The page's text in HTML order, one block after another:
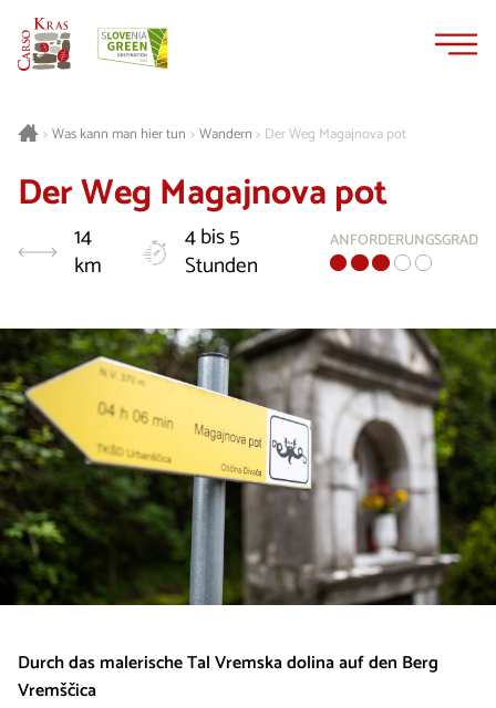
>Was kann man hier tun > Wandern > Der Weg Magajnova pot
Der Weg Magajnova pot
14
km
4 bis 5
Stunden
ANFORDERUNGSGRAD
Durch das malerische Tal Vremska dolina auf den Berg
Vremščica